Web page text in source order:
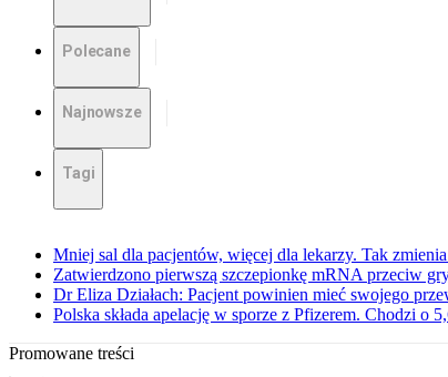
Polecane
Najnowsze
Tagi
Mniej sal dla pacjentów, więcej dla lekarzy. Tak
Zatwierdzono pierwszą szczepionkę mRNA przeciw
Dr Eliza Działach: Pacjent powinien mieć swojego
Polska składa apelację w sporze z Pfizerem. Chodzi o
Promowane treści